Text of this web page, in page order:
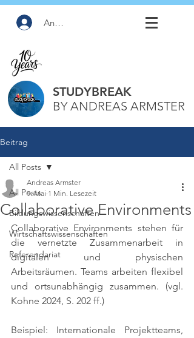
Anmelden
STUDYBREAK
BY ANDREAS ARMSTER
Beitrag
All Posts
Bildungswissenschaften
Wirtschaftswissenschaften
Referendariat
All Posts
Collaborative Environments
Andreas Armster
9. Mai 1 Min. Lesezeit
Collaborative Environments stehen für
die vernetzte Zusammenarbeit in
digitalen und physischen
Arbeitsräumen. Teams arbeiten flexibel
und ortsunabhängig zusammen. (vgl.
Kohne 2024, S. 202 ff.)
Beispiel: Internationale Projektteams,